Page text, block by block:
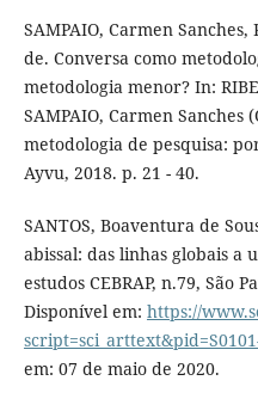
SAMPAIO, Carmen Sanches,
de. Conversa como
metodologia menor? In:
SAMPAIO, Carmen Sanches
metodologia de pesquisa:
Ayvu, 2018. p. 21 - 40.
SANTOS, Boaventura de
abissal: das linhas globais a
estudos CEBRAP, n.79, São
Disponível em: https://
em: 07 de maio de 2020.